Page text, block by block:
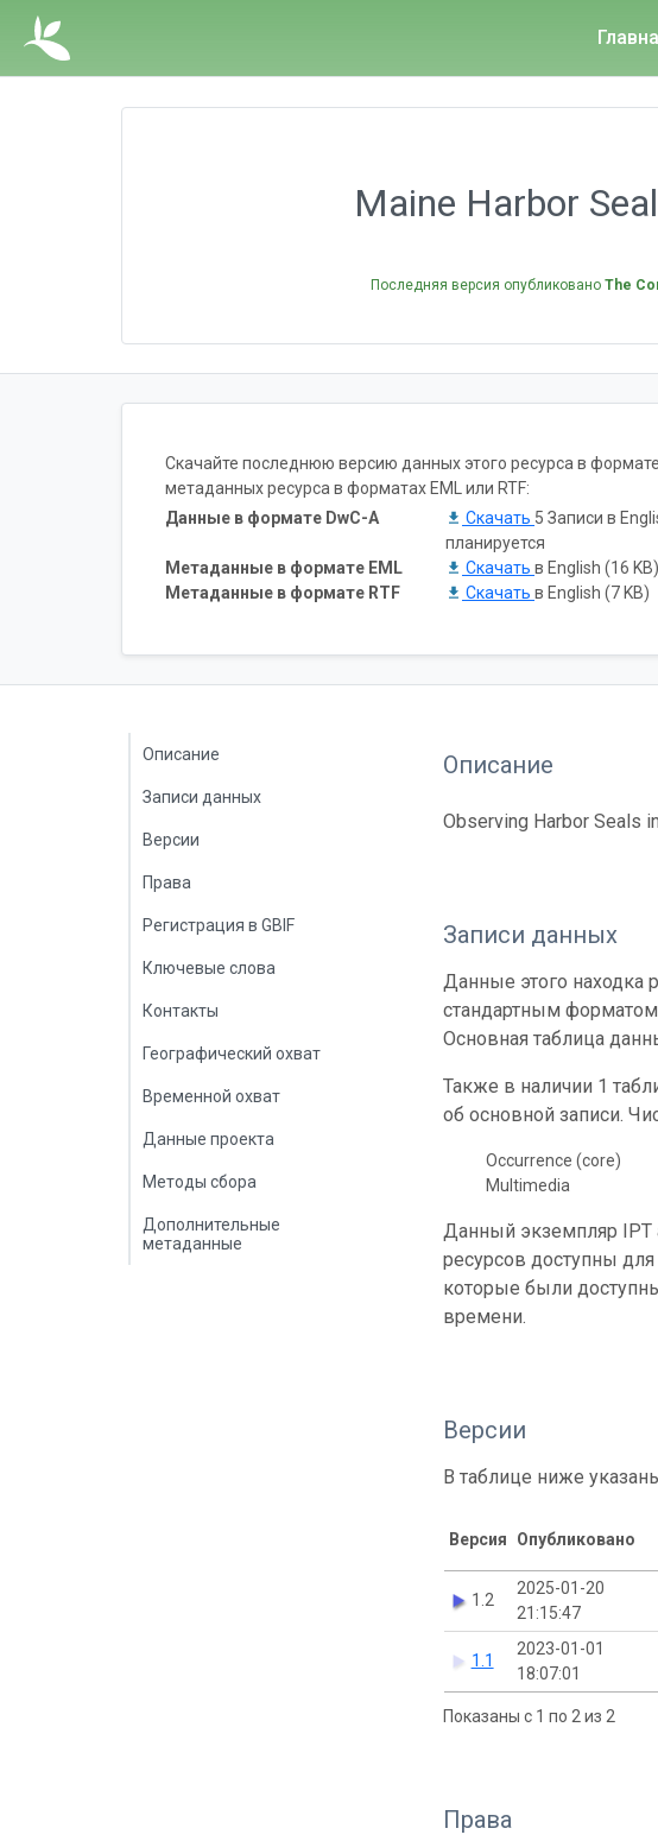
Maine Harbor
Последняя версия опубликовано The
Скачайте последнюю версию данных этого ресурса в
метаданных ресурса в форматах EML или RTF:
Данные в формате DwC-A
Скачать 5 Записи в
планируется
Метаданные в формате EML
Скачать в English (16 KB)
Метаданные в формате RTF
Скачать в English (7 KB)
Описание
Записи данных
Версии
Права
Регистрация в GBIF
Ключевые слова
Контакты
Географический охват
Временной охват
Данные проекта
Методы сбора
Дополнительные
метаданные
Описание
Observing Harbor Seals
Записи данных
Данные этого находка
стандартным
Основная таблица
Также в наличии 1
об основной записи.
Occurrence (core)
Multimedia
Данный экземпляр IPT
ресурсов доступны
которые были
времени.
Версии
В таблице ниже
Версия Опубликовано
1.2
2025-01-20
21:15:47
1.1
2023-01-01
18:07:01
Показаны с 1 по 2 из 2
Права